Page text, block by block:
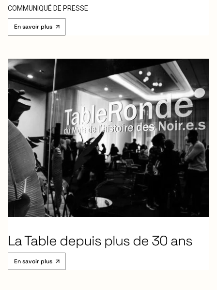
COMMUNIQUÉ DE PRESSE
En savoir plus
La Table depuis plus de 30 ans
En savoir plus